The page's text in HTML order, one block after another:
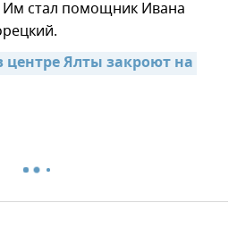
стал помощник Ивана
Ялты закроют на